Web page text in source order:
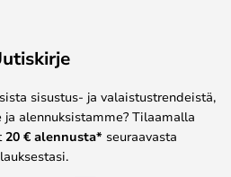
sisustus- ja valaistustrendeistä,
alennuksistamme? Tilaamalla
20 € alennusta* seuraavasta